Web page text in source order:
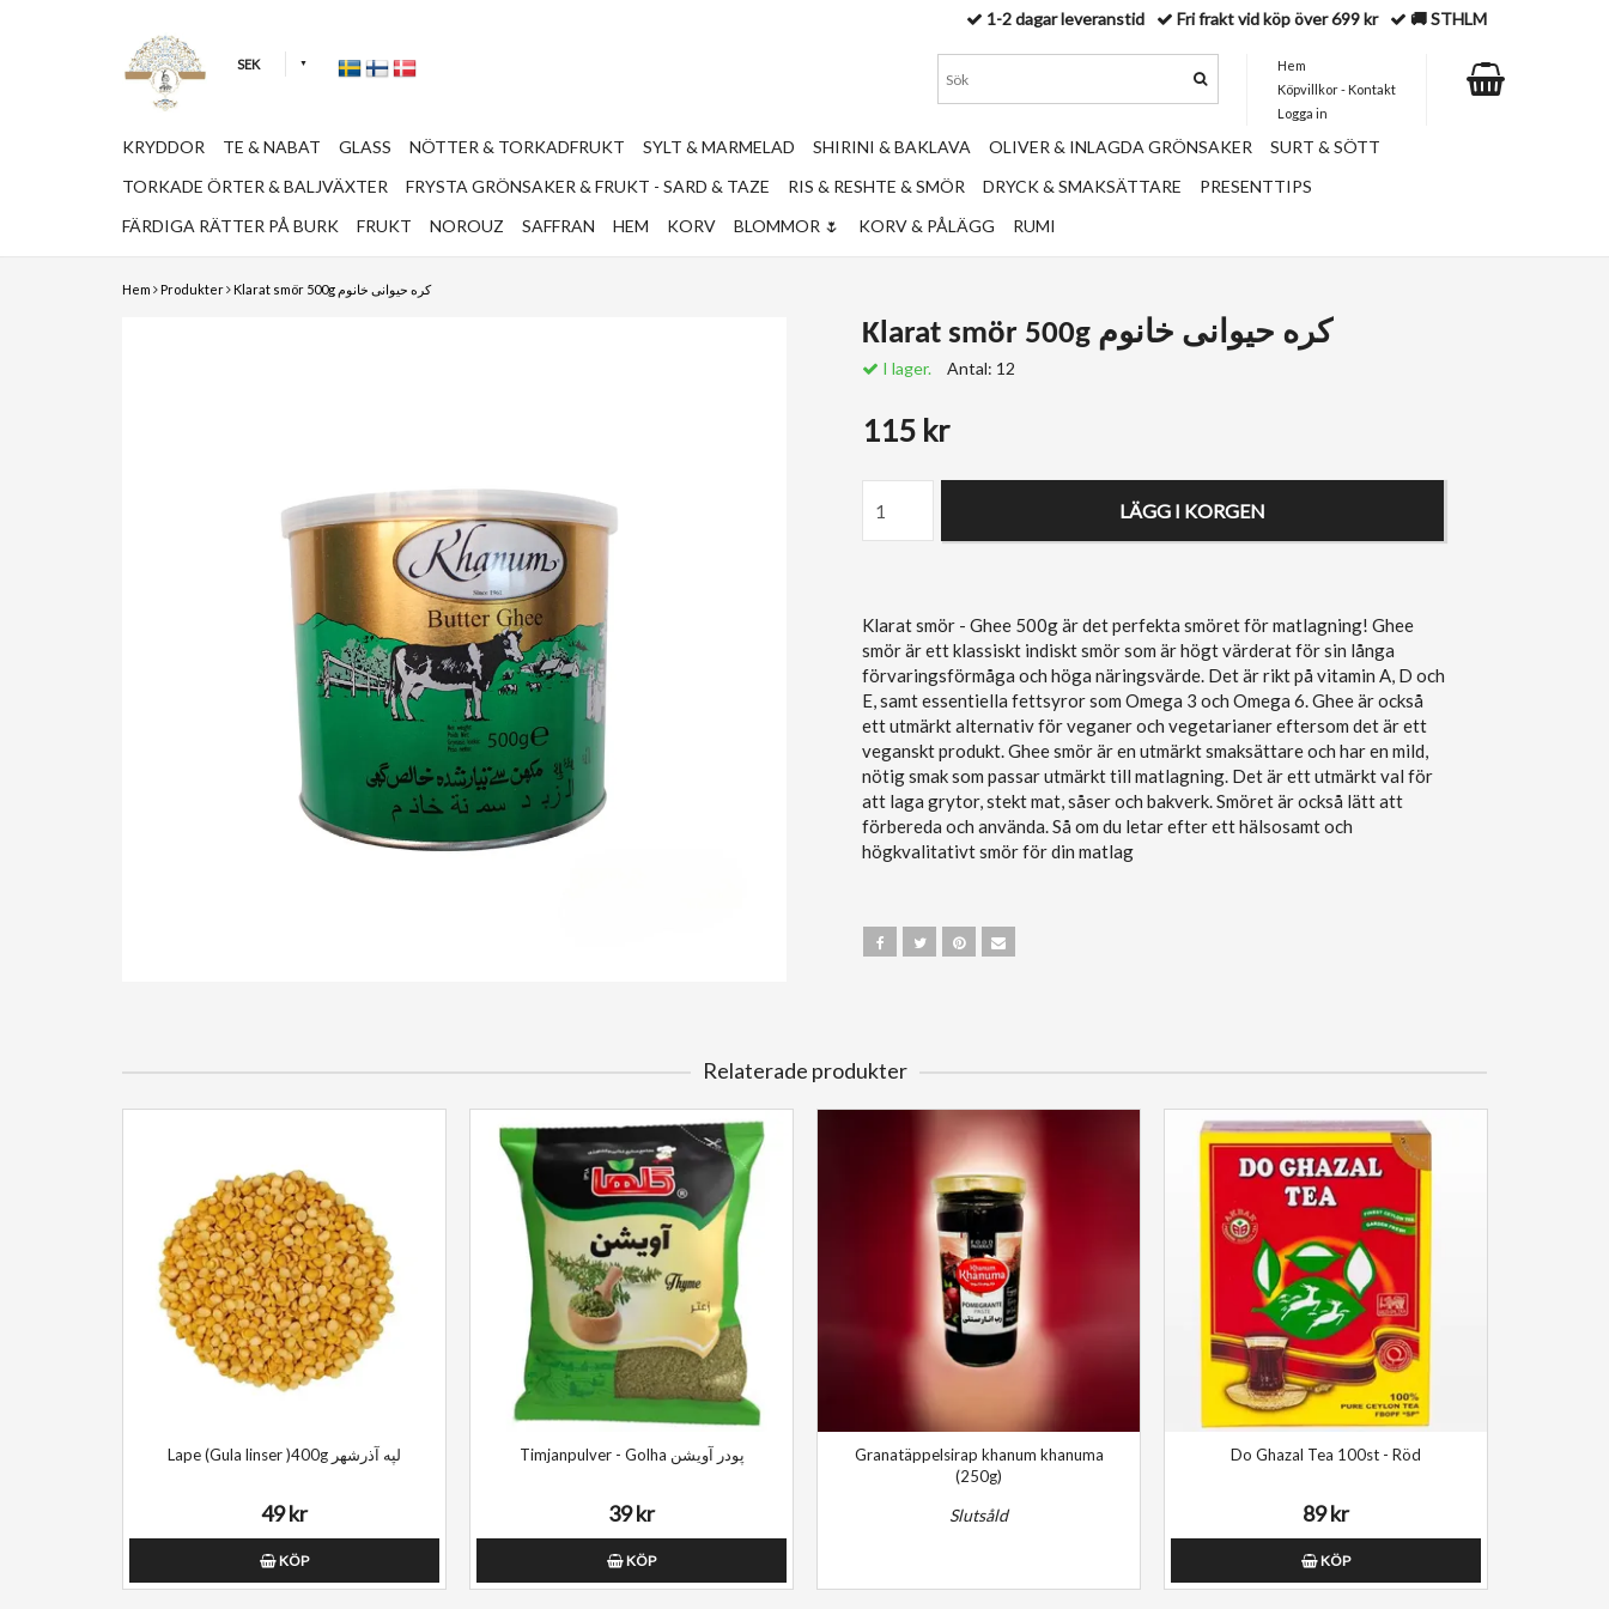
Hem Produkter Klarat smör 500g کره حیوانی خانوم
Klarat smör 500g کره حیوانی خانوم
I lager. Antal: 12
115 kr
LÄGG I KORGEN
Klarat smör - Ghee 500g är det perfekta smöret för matlagning! Ghee
smör är ett klassiskt indiskt smör som är högt värderat för sin långa
förvaringsförmåga och höga näringsvärde. Det är rikt på vitamin A, D och
E, samt essentiella fettsyror som Omega 3 och Omega 6. Ghee är också
ett utmärkt alternativ för veganer och vegetarianer eftersom det är ett
veganskt produkt. Ghee smör är en utmärkt smaksättare och har en mild,
nötig smak som passar utmärkt till matlagning. Det är ett utmärkt val för
att laga grytor, stekt mat, såser och bakverk. Smöret är också lätt att
förbereda och använda. Så om du letar efter ett hälsosamt och
högkvalitativt smör för din matlag
Relaterade produkter
Lape (Gula linser )400g لپه آذرشهر
49 kr
KÖP
Timjanpulver - Golha پودر آویشن
39 kr
KÖP
Granatäppelsirap khanum khanuma
(250g)
Slutsåld
Do Ghazal Tea 100st - Röd
89 kr
KÖP
SEK
1-2 dagar leveranstid Fri frakt vid köp över 699 kr 🚚 STHLM
Hem
Köpvillkor - Kontakt
Logga in
KRYDDOR TE & NABAT GLASS NÖTTER & TORKADFRUKT SYLT & MARMELAD SHIRINI & BAKLAVA OLIVER & INLAGDA GRÖNSAKER
SURT & SÖTT
TORKADE ÖRTER & BALJVÄXTER
FRYSTA GRÖNSAKER & FRUKT - SARD & TAZE RIS & RESHTE & SMÖR DRYCK & SMAKSÄTTARE
PRESENTTIPS
FÄRDIGA RÄTTER PÅ BURK
FRUKT NOROUZ SAFFRAN HEM KORV BLOMMOR 🌷 KORV & PÅLÄGG RUMI